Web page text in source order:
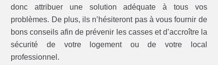
donc attribuer une solution adéquate à tous vos
problèmes. De plus, ils n’hésiteront pas à vous fournir de
bons conseils afin de prévenir les casses et d’accroître la
sécurité de votre logement ou de votre local
professionnel.